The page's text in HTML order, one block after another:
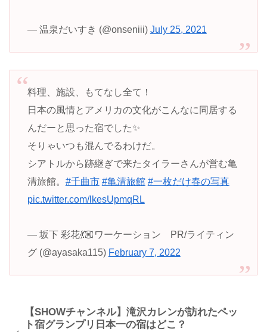
— 温泉だいすき (@onseniii) July 25, 2021
料理、施設、もてなし全て！
日本の風情とアメリカの文化がこんなに同居する
んだーと思った宿でした✨
そりゃいつも混んでるわけだ。
シアトルから跡継ぎで来たタイラーさんが営む亀
清旅館。 #千曲市 #亀清旅館 #一枚だけ春の写真
pic.twitter.com/lkesUpmqRL
— 坂下 彩花💃🏼ワーケーション PR/ライティン
グ (@ayasaka115) February 7, 2022
【SHOWチャンネル】滝沢カレンが訪れたペッ
ト宿グランプリ日本一の宿はどこ？